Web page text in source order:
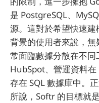
是 PostgreSQL、
源。這對於希望快速
背景的使用者來說，
常面臨數據分散在不
HubSpot、營運資料
存在 SQL 數據庫中。
所說，Softr 的目標就